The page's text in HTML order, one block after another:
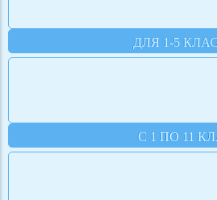
ДЛЯ 1-5
С 1 ПО 11